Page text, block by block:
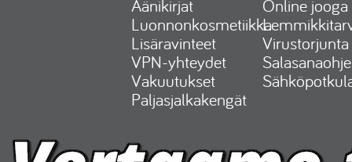
Äänikirjat
Online jooga
Luonnonkosmetiikka
Lisäravinteet
Virustorjunta
VPN-yhteydet
Vakuutukset
Paljasjalkakengät